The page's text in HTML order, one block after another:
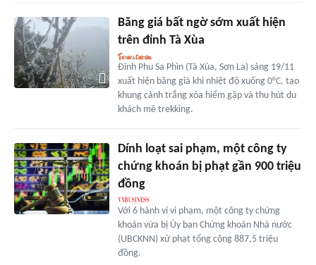
Băng giá bất ngờ sớm xuất hiện
trên đỉnh Tà Xùa
Đỉnh Phu Sa Phìn (Tà Xùa, Sơn La) sáng 19/11
xuất hiện băng giá khi nhiệt độ xuống 0°C, tạo
khung cảnh trắng xóa hiếm gặp và thu hút du
khách mê trekking.
Dính loạt sai phạm, một công ty
chứng khoán bị phạt gần 900 triệu
đồng
Với 6 hành vi vi phạm, một công ty chứng
khoán vừa bị Ủy ban Chứng khoán Nhà nước
(UBCKNN) xử phạt tổng cộng 887,5 triệu
đồng.